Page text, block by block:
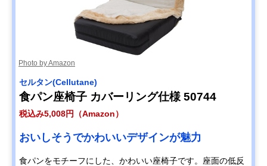
Photo by Amazon
セルタン(Cellutane)
食パン座椅子 カバーリング仕様 50744
税込み5,008円（Amazon）
おいしそうでかわいいデザインが魅力
食パンをモチーフにした、かわいい座椅子です。座面の低反